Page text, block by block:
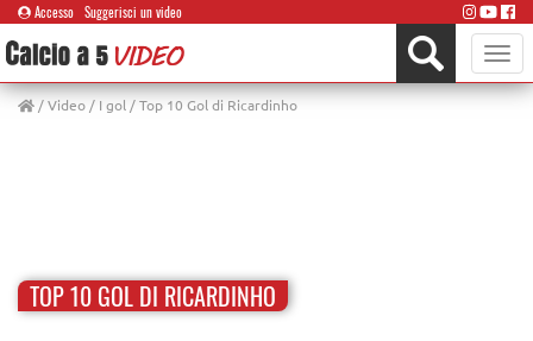
Accesso Suggerisci un video
Toggle
/Video/ I gol / Top 10 Gol di Ricardinho
TOP 10 GOL DI RICARDINHO